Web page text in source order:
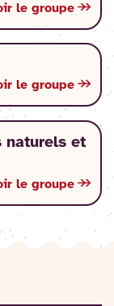
le groupe
le groupe
naturels et
le groupe